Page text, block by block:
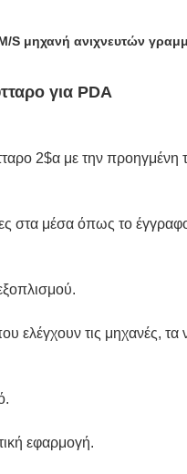
S μηχανή ανιχνευτών
για PDA
2$α με την προηγμένη
στα μέσα όπως το
ελέγχουν τις μηχανές, τα
εφαρμογή.